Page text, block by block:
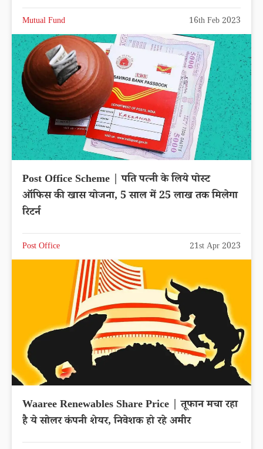
Mutual Fund 16th Feb 2023
Post Office Scheme | पति पत्नी के लिये पोस्ट
ऑफिस की खास योजना, 5 साल में 25 लाख तक मिलेगा
रिटर्न
Post Office 21st Apr 2023
Waaree Renewables Share Price | तूफान मचा रहा
है ये सोलर कंपनी शेयर, निवेशक हो रहे अमीर